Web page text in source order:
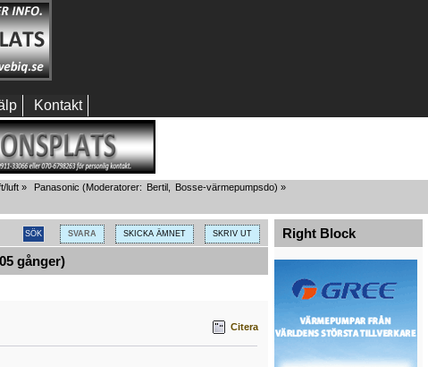
Kontakt
luft » Panasonic (Moderatorer: Bertil, Bosse-värmepumpsdo) »
SVARA SKICKA ÄMNET SKRIV UT
gånger)
Citera
Right Block